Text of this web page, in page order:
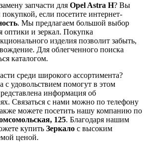
запчасти для Opel Astra H? Вы
покупкой, если посетите интернет-
. Мы предлагаем большой выбор
оптики и зеркал. Покупка
изделия позволит забыть,
Для облегченного поиска
каталогом.
среди широкого ассортимента?
с удовольствием помогут в этом
информация об
Связаться с нами можно по телефону
можете посетить нашу компанию по
125. Благодаря нашим
купить Зеркало с высоким
ценой.